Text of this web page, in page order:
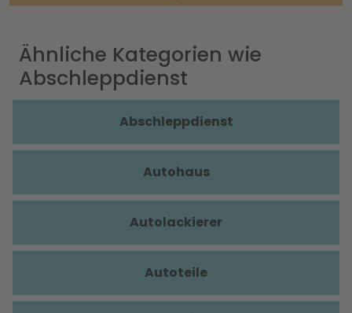
Ähnliche Kategorien wie
Abschleppdienst
Abschleppdienst
Autohaus
Autolackierer
Autoteile